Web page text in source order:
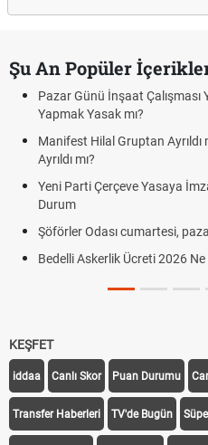
Şu An Popüler
Pazar Günü İnşaat Çalışması
Yapmak Yasak mı?
Manifest Hilal Gruptan Ayrıldı
Ayrıldı mı?
Yeni Parti Çerçeve Yasaya
Durum
Şöförler Odası cumartesi,
Bedelli Askerlik Ücreti 2026
KEŞFET
iddaa Canlı Skor Puan Durumu
Transfer Haberleri TV'de Bugün